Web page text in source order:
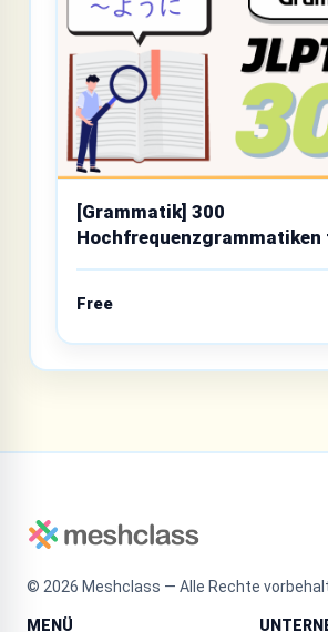
[Grammatik] 300
Hochfrequenzgrammatiken
N3
Free
© 2026 Meshclass — Alle Rechte
MENÜ